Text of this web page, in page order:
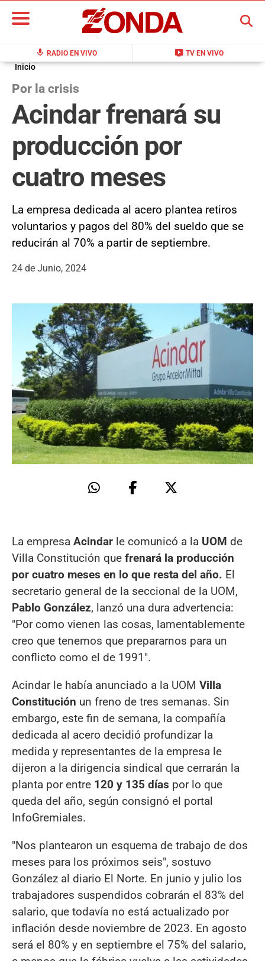
mic RADIO EN VIVO live_tv TV EN VIVO
BUSCAR
Inicio
Por la crisis
Acindar frenará su
producción por
cuatro meses
La empresa dedicada al acero plantea retiros
voluntarios y pagos del 80% del sueldo que se
reducirán al 70% a partir de septiembre.
24 de Junio, 2024
La empresa Acindar le comunicó a la UOM de
Villa Constitución que frenará la producción
por cuatro meses en lo que resta del año. El
secretario general de la seccional de la UOM,
Pablo González, lanzó una dura advertencia:
"Por como vienen las cosas, lamentablemente
creo que tenemos que prepararnos para un
conflicto como el de 1991".
Acindar le había anunciado a la UOM Villa
Constitución un freno de tres semanas. Sin
embargo, este fin de semana, la compañía
dedicada al acero decidió profundizar la
medida y representantes de la empresa le
dijeron a la dirigencia sindical que cerrarán la
planta por entre 120 y 135 días por lo que
queda del año, según consignó el portal
InfoGremiales.
"Nos plantearon un esquema de trabajo de dos
meses para los próximos seis", sostuvo
González al diario El Norte. En junio y julio los
trabajadores suspendidos cobrarán el 83% del
salario, que todavía no está actualizado por
inflación desde noviembre de 2023. En agosto
será el 80% y en septiembre el 75% del salario,